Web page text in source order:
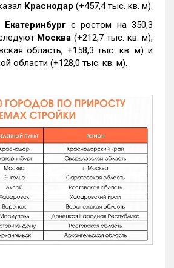
Краснодар (+457,4 тыс. кв. м).
Екатеринбургс ростом на 350,3
Москва (+212,7 тыс. кв. м),
область, +158,3 тыс. кв. м) и
области (+128,0 тыс. кв. м).